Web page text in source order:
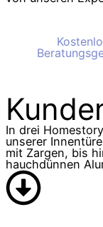
In drei
unserer
mit Zargen, bis
hauchdünnen